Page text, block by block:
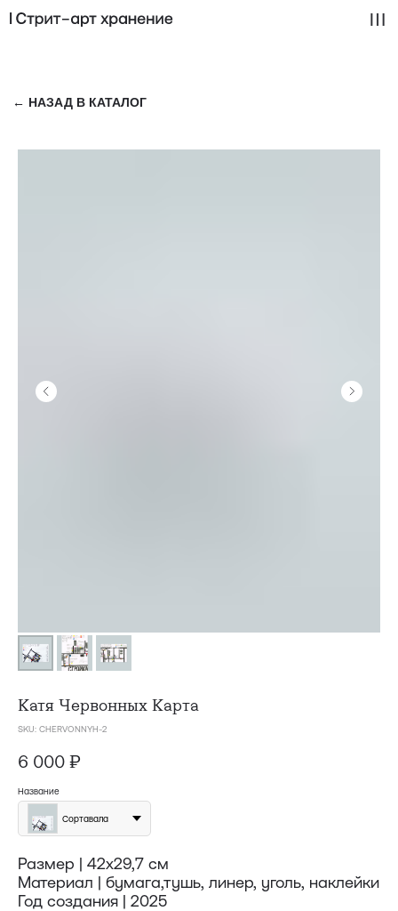
Катя Червонных Карта
SKU: CHERVONNYH-2
6 000 ₽
Название
Сортавала
Размер | 42х29,7 см
Материал | бумага,тушь, линер, уголь, наклейки
Год создания | 2025